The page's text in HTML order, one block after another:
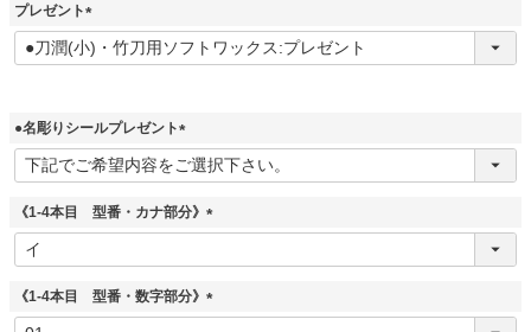
プレゼント
(
必
●名彫りシールプレゼント
(
必
)
《1-4本目 型番・カナ部分》
(
)
《1-4本目 型番・数字部分》
(